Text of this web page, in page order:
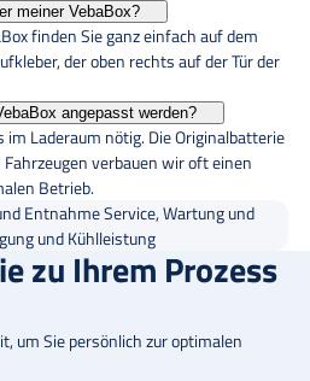
meiner VebaBox?
finden Sie ganz einfach auf dem
der oben rechts auf der Tür der
angepasst werden?
Laderaum nötig. Die Originalbatterie
verbauen wir oft einen
Betrieb.
EntnahmeService, Wartung und
und Kühlleistung
zu Ihrem Prozess
um Sie persönlich zur optimalen